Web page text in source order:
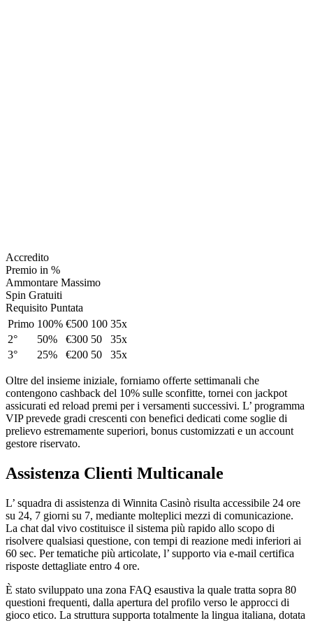
Accredito
Premio in %
Ammontare Massimo
Spin Gratuiti
Requisito Puntata
Primo 100% €500 100 35x
2°
50% €300 50
35x
3°
25% €200 50 35x
Oltre del insieme iniziale, forniamo offerte settimanali che
contengono cashback del 10% sulle sconfitte, tornei con jackpot
assicurati ed reload premi per i versamenti successivi. L’ programma
VIP prevede gradi crescenti con benefici dedicati come soglie di
prelievo estremamente superiori, bonus customizzati e un account
gestore riservato.
Assistenza Clienti Multicanale
L’ squadra di assistenza di Winnita Casinò risulta accessibile 24 ore
su 24, 7 giorni su 7, mediante molteplici mezzi di comunicazione.
La chat dal vivo costituisce il sistema più rapido allo scopo di
risolvere qualsiasi questione, con tempi di reazione medi inferiori ai
60 sec. Per tematiche più articolate, l’ supporto via e-mail certifica
risposte dettagliate entro 4 ore.
È stato sviluppato una zona FAQ esaustiva la quale tratta sopra 80
questioni frequenti, dalla apertura del profilo verso le approcci di
gioco etico. La struttura supporta totalmente la lingua italiana, dotata